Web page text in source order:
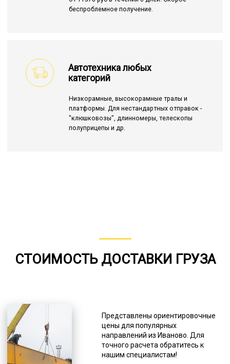
беспроблемное получение.
Автотехника любых
категорий
Низкорамные, высокорамные тралы и
платформы. Для нестандартных отправок -
"клюшковозы", длинномеры, телескопы
полуприцепы и др.
СТОИМОСТЬ ДОСТАВКИ ГРУЗА
Представлены ориентировочные
цены для популярных
направлений из Иваново. Для
точного расчета обратитесь к
нашим специалистам!